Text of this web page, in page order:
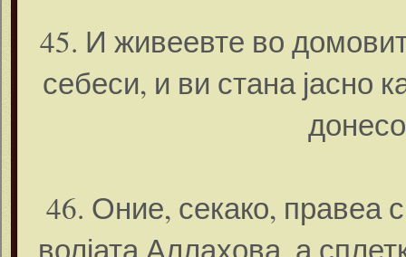
45. И живеевте во
себеси, и ви стана јасно
46. Оние, секако, правеа
волјата Аллахова, а